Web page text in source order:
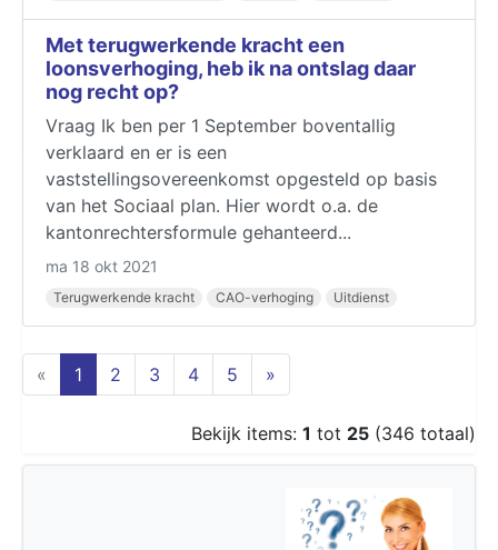
Met terugwerkende kracht een
loonsverhoging, heb ik na ontslag daar
nog recht op?
Vraag Ik ben per 1 September boventallig
verklaard en er is een
vaststellingsovereenkomst opgesteld op basis
van het Sociaal plan. Hier wordt o.a. de
kantonrechtersformule gehanteerd...
ma 18 okt 2021
Terugwerkende kracht CAO-verhoging Uitdienst
« 1 (current)
2 3 4 5 »
Bekijk items: 1 tot 25 (346 totaal)